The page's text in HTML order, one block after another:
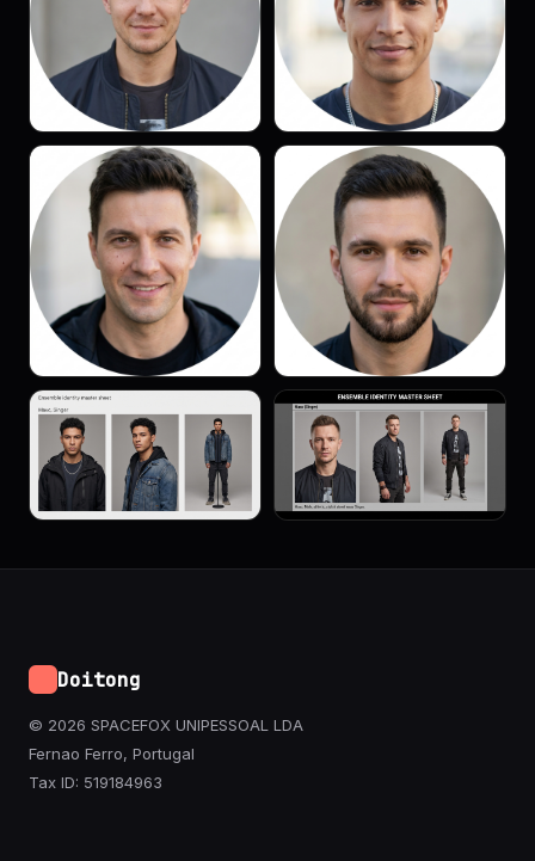
Doitong
© 2026 SPACEFOX UNIPESSOAL LDA
Fernao Ferro, Portugal
Tax ID: 519184963